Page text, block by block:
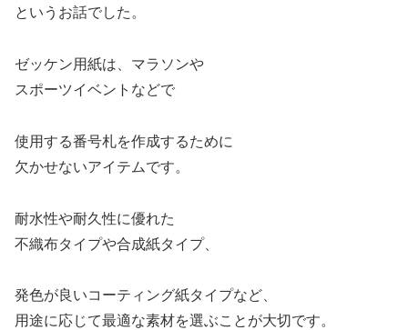
というお話でした。
ゼッケン用紙は、マラソンや
スポーツイベントなどで
使用する番号札を作成するために
欠かせないアイテムです。
耐水性や耐久性に優れた
不織布タイプや合成紙タイプ、
発色が良いコーティング紙タイプなど、
用途に応じて最適な素材を選ぶことが大切です。